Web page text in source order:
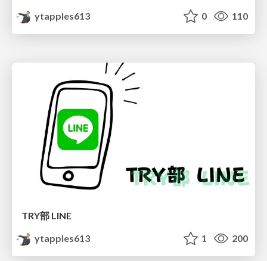
ytapples613
0 110
TRY部 LINE
ytapples613
1 200